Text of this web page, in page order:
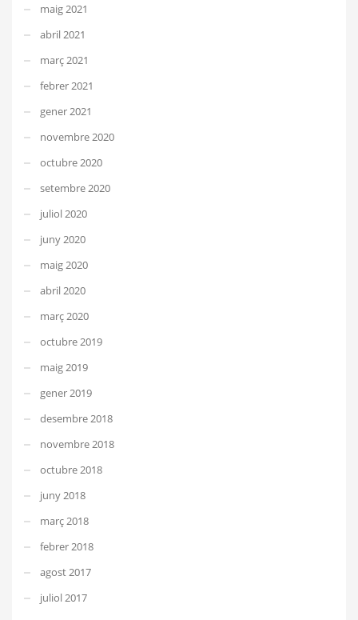
maig 2021
abril 2021
març 2021
febrer 2021
gener 2021
novembre 2020
octubre 2020
setembre 2020
juliol 2020
juny 2020
maig 2020
abril 2020
març 2020
octubre 2019
maig 2019
gener 2019
desembre 2018
novembre 2018
octubre 2018
juny 2018
març 2018
febrer 2018
agost 2017
juliol 2017